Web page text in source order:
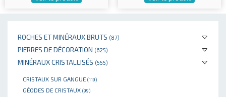
ROCHES ET MINÉRAUX BRUTS (87)
PIERRES DE DÉCORATION (625)
MINÉRAUX CRISTALLISÉS (555)
CRISTAUX SUR GANGUE (119)
GÉODES DE CRISTAUX (99)